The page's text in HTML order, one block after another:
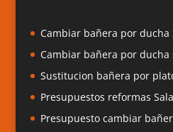
Cambiar bañera por ducha
Cambiar bañera por ducha
Sustitucion bañera por
Presupuestos reformas
Presupuesto cambiar